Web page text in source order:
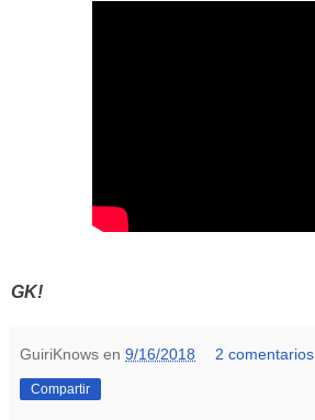
GK!
GuiriKnows en 9/16/2018 2
Compartir